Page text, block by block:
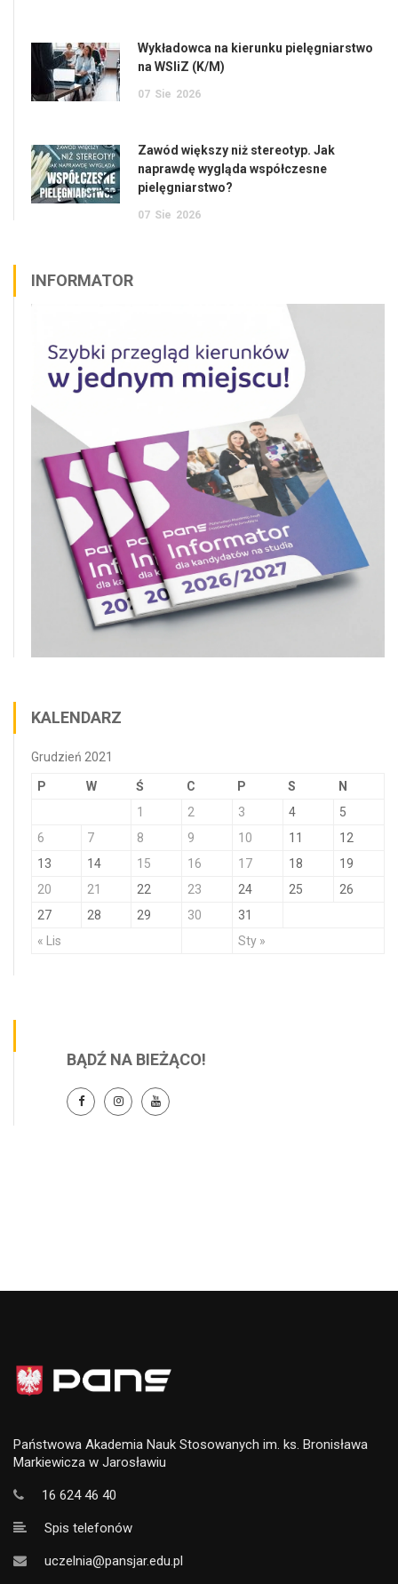
Wykładowca na kierunku pielęgniarstwo
na WSIiZ (K/M)
07 Sie 2026
Zawód większy niż stereotyp. Jak
naprawdę wygląda współczesne
pielęgniarstwo?
07 Sie 2026
INFORMATOR
KALENDARZ
Grudzień 2021
P W Ś C P S N
« Lis Sty »
1 2 3 4
5
6
7 8 9 10 11
12
13
14 15 16 17 18
19
20
21 22 23 24 25
26
27
28 29 30 31
BĄDŹ NA BIEŻĄCO!
Państwowa Akademia Nauk Stosowanych im. ks. Bronisława
Markiewicza w Jarosławiu
16 624 46 40
Spis telefonów
uczelnia@pansjar.edu.pl